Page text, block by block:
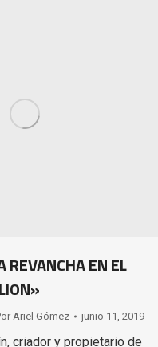
REVANCHA EN EL
Ariel Gómez junio 11, 2019
criador y propietario de